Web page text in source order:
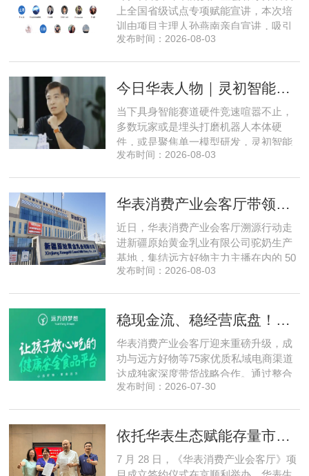
上全国省级试点专项赋能宣讲，本次培
训由项目主理人孙燕南亲自宣讲，吸引
了来自贵州、河北、北京、天津、常
间盘活、私域变现、稳现金流搭建、试
现状，深度剖析行业双重发展困境
发布时间：2026-08-03
今日华表人物｜灵初智能CEO王启斌：押注千万级数据解锁具身智能质变
当下具身智能赛道硬件竞速喧嚣不止，
多数玩家或是埋头打磨机器人本体硬
件，或是聚焦单一模型研发，灵初智能
自创立之初便守住初心，以自研操作大
能创始人王启斌，拆解其从创立第一天
数据规模才是决定行业拐点的核心
发布时间：2026-08-03
近日，华表消费产业会客厅溯源行动走
进新疆原始黄金乳业有限公司驼奶生产
基地，集结远方好物主力主播在内的 50
位头部私域主播组团深入工厂一线实地
源同步联动，以沉浸式实景打卡、全流
式，全方位拆解新疆优质驼奶
发布时间：2026-08-03
华表消费产业会客厅迎来重磅升级，成
功与远方好物等75家优质私域电商渠道
达成独家深度带货战略合作。通过整合
全网顶尖私域资源，项目搭建起全国性
矩阵，核心竞争力与行业影响力实现跨
实体经济长效发展注入全新动能
发布时间：2026-07-30
依托华表生态赋能存量市场《华表消费产业会客厅》项目签约落地
7 月 28 日，《华表消费产业会客厅》项